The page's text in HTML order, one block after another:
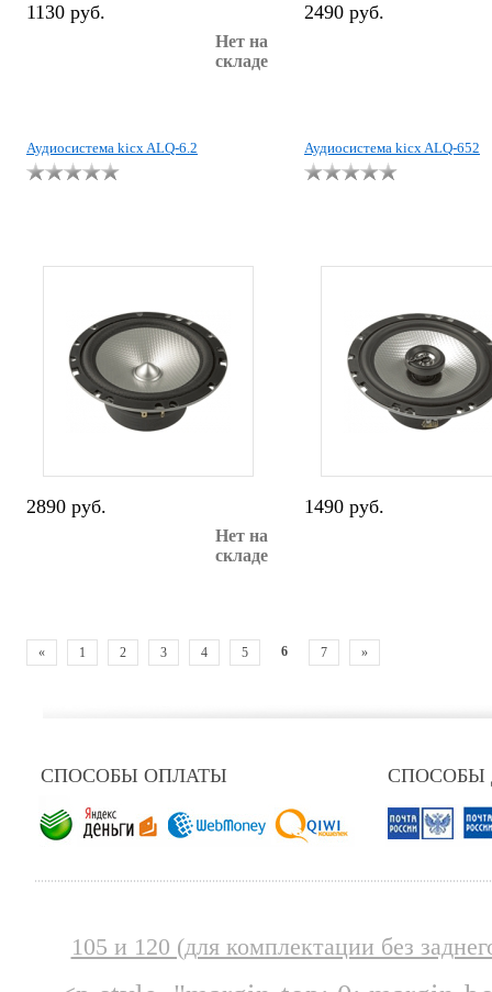
1130 руб.
Нет на
складе
2490 руб.
Аудиосистема kicx ALQ-6.2
2890 руб.
Нет на
складе
Аудиосистема kicx ALQ-652
1490 руб.
« 1 2 3 4 5 6 7 »
СПОСОБЫ ОПЛАТЫ СПОСОБЫ
105 и 120 (для комплектации без